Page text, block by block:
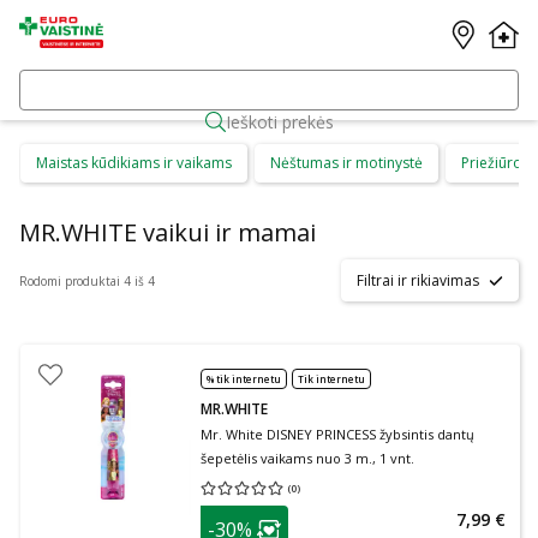
Ieškoti prekės
Maistas kūdikiams ir vaikams Nėštumas ir motinystė Priežiūros
MR.WHITE vaikui ir mamai
Rodomi produktai 4 iš 4 Filtrai ir rikiavimas
% tik internetu Tik internetu
MR.WHITE
Mr. White DISNEY PRINCESS žybsintis dantų
šepetėlis vaikams nuo 3 m., 1 vnt.
(0)
Vidutinis įvertinimas 0.00
patarimas
-30% 7,99 €